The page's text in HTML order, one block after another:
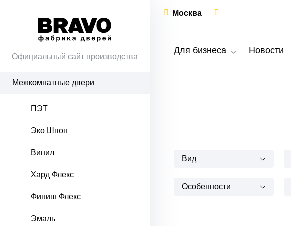
Официальный сайт производства
Межкомнатные двери
ПЭТ
Эко Шпон
Винил
Хард Флекс
Финиш Флекс
Эмаль
Москва
Для бизнеса Новости
Вид
Особенности